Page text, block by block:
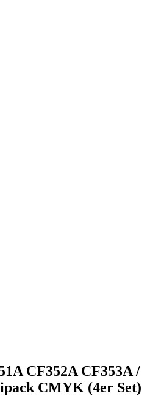
CF352A CF353A /
CMYK (4er Set)